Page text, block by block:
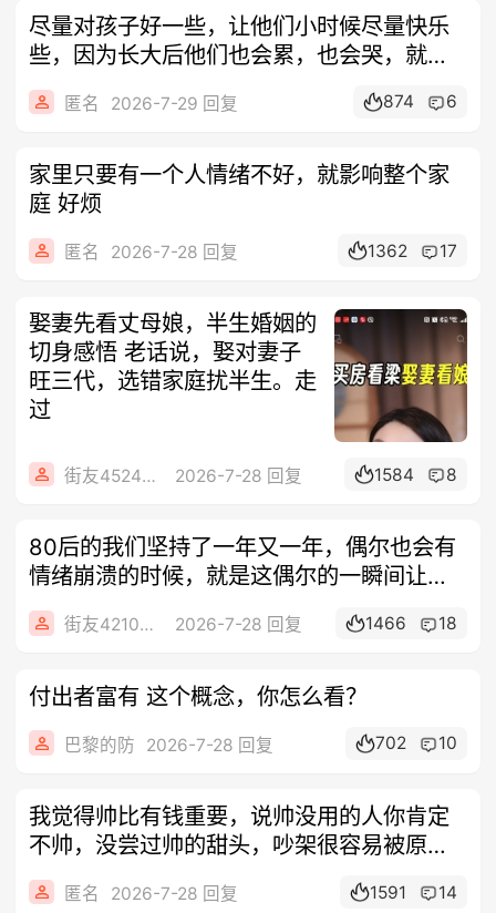
尽量对孩子好一些，让他们小时候尽量快乐
些，因为长大后他们也会累，也会哭，就像
现在
匿名 2026-7-29 回复 874 6
家里只要有一个人情绪不好，就影响整个家
庭 好烦
匿名 2026-7-28 回复 1362 17
娶妻先看丈母娘，半生婚姻的
切身感悟 老话说，娶对妻子
旺三代，选错家庭扰半生。走
过
街友45241742 2026-7-28 回复 1584 8
80后的我们坚持了一年又一年，偶尔也会有
情绪崩溃的时候，就是这偶尔的一瞬间让我
产
街友42102228 2026-7-28 回复 1466 18
付出者富有 这个概念，你怎么看？
巴黎的防 2026-7-28 回复 702 10
我觉得帅比有钱重要，说帅没用的人你肯定
不帅，没尝过帅的甜头，吵架很容易被原
谅，女
匿名 2026-7-28 回复 1591 14